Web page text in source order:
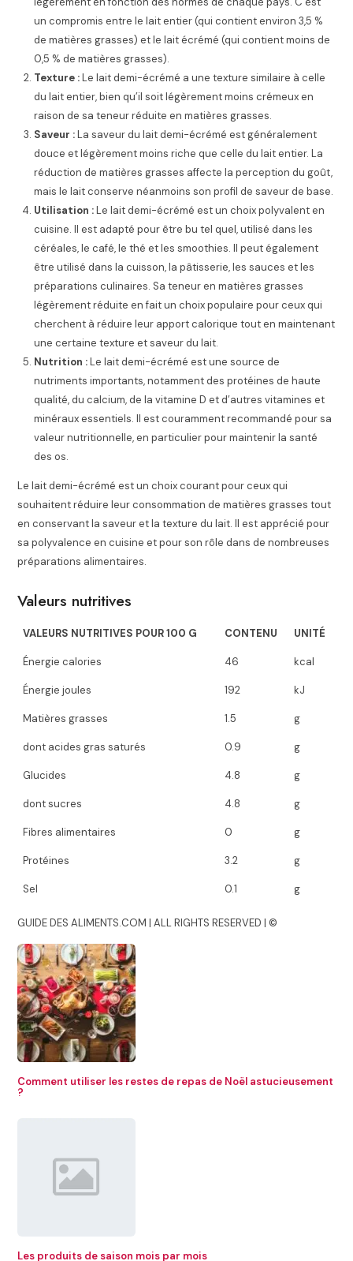
un compromis entre le lait entier (qui contient environ 3,5 %
de matières grasses) et le lait écrémé (qui contient moins de
0,5 % de matières grasses).
Texture :Le lait demi-écrémé a une texture similaire à celle
du lait entier, bien qu’il soit légèrement moins crémeux en
raison de sa teneur réduite en matières grasses.
Saveur :La saveur du lait demi-écrémé est généralement
douce et légèrement moins riche que celle du lait entier. La
réduction de matières grasses affecte la perception du goût,
mais le lait conserve néanmoins son profil de saveur de base.
Utilisation :Le lait demi-écrémé est un choix polyvalent en
cuisine. Il est adapté pour être bu tel quel, utilisé dans les
céréales, le café, le thé et les smoothies. Il peut également
être utilisé dans la cuisson, la pâtisserie, les sauces et les
préparations culinaires. Sa teneur en matières grasses
légèrement réduite en fait un choix populaire pour ceux qui
cherchent à réduire leur apport calorique tout en maintenant
une certaine texture et saveur du lait.
Nutrition :Le lait demi-écrémé est une source de
nutriments importants, notamment des protéines de haute
qualité, du calcium, de la vitamine D et d’autres vitamines et
minéraux essentiels. Il est couramment recommandé pour sa
valeur nutritionnelle, en particulier pour maintenir la santé
des os.
Le lait demi-écrémé est un choix courant pour ceux qui
souhaitent réduire leur consommation de matières grasses tout
en conservant la saveur et la texture du lait. Il est apprécié pour
sa polyvalence en cuisine et pour son rôle dans de nombreuses
préparations alimentaires.
Valeurs nutritives
VALEURS NUTRITIVES POUR 100 G CONTENU UNITÉ
Énergie calories 46 kcal
Énergie joules 192 kJ
Matières grasses 1.5 g
dont acides gras saturés 0.9 g
Glucides 4.8 g
dont sucres 4.8 g
Fibres alimentaires 0 g
Protéines 3.2 g
Sel 0.1 g
GUIDE DES ALIMENTS.COM | ALL RIGHTS RESERVED | ©
Comment utiliser les restes de repas de Noël astucieusement
?
Les produits de saison mois par mois